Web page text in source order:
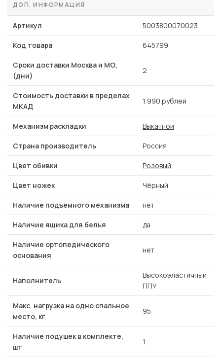
ДОП. ИНФОРМАЦИЯ
Артикул 5003800070023
Код товара 645799
Сроки доставки Москва и МО,
(дни)
2
Стоимость доставки в пределах
МКАД
1 990 рублей
Механизм раскладки Выкатной
Страна производитель Россия
Цвет обивки Розовый
Цвет ножек Чёрный
Наличие подъемного механизма нет
Наличие ящика для белья да
Наличие ортопедического
основания
нет
Наполнитель
Высокоэластичный
ППУ
Макс. нагрузка на одно спальное
место, кг
95
Наличие подушек в комплекте,
шт
1